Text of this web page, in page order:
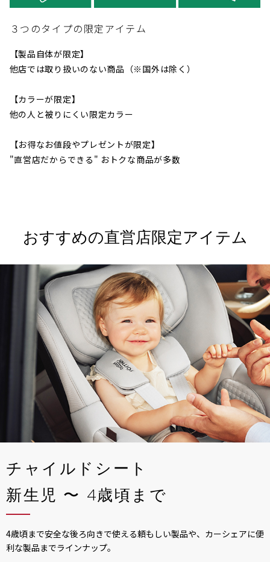
３つのタイプの限定アイテム
【製品自体が限定】
他店では取り扱いのない商品（※国外は除く）
【カラーが限定】
他の人と被りにくい限定カラー
【お得なお値段やプレゼントが限定】
"直営店だからできる" おトクな商品が多数
おすすめの直営店限定アイテム
チャイルドシート
新生児 〜 4歳頃まで
4歳頃まで安全な後ろ向きで使える頼もしい製品や、カーシェアに便
利な製品までラインナップ。